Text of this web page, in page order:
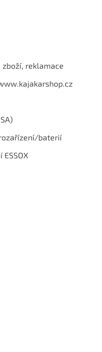
zboží, reklamace
baterií